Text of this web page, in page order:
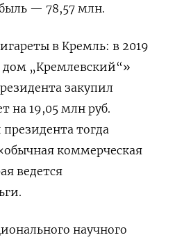
— 78,57 млн.
в Кремль: в 2019
„Кремлевский“»
закупил
на 19,05 млн руб.
тогда
коммерческая
ведется
научного